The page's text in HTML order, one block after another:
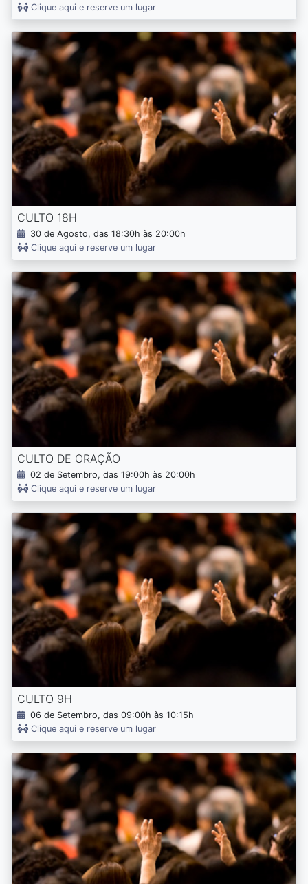
Clique aqui e reserve um lugar
CULTO 18H
30 de Agosto, das 18:30h às 20:00h
Clique aqui e reserve um lugar
CULTO DE ORAÇÃO
02 de Setembro, das 19:00h às 20:00h
Clique aqui e reserve um lugar
CULTO 9H
06 de Setembro, das 09:00h às 10:15h
Clique aqui e reserve um lugar